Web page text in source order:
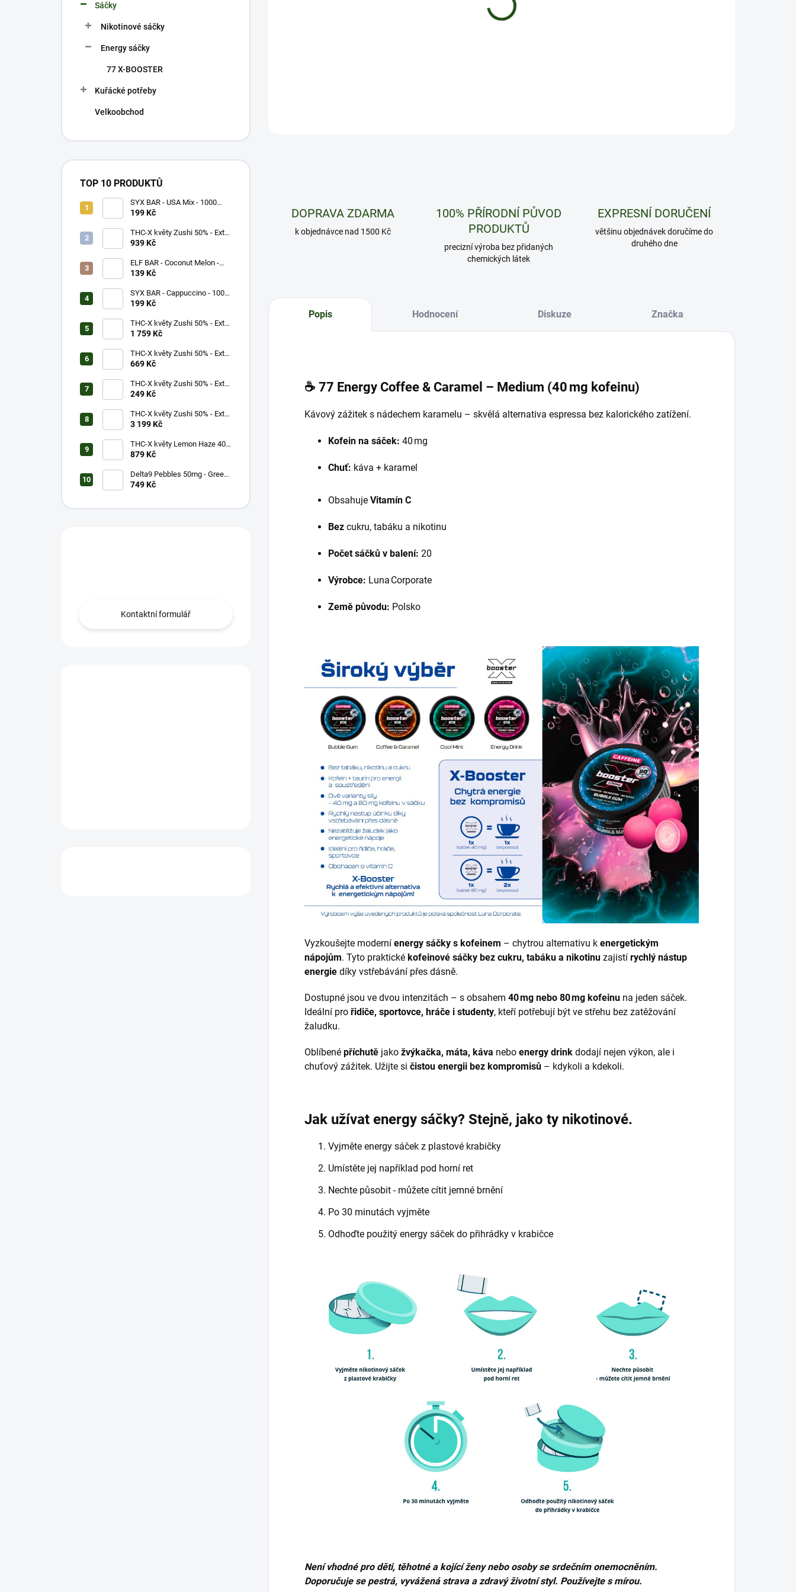
Sáčky
Nikotinové sáčky
Energy sáčky
77 X-BOOSTER
Kuřácké potřeby
Velkoobchod
TOP 10 PRODUKTŮ
SYX BAR - USA Mix - 1000
potáhnutí - 16,5mg
199 Kč
THC-X květy Zushi 50% - Extra
Strong (5g)
939 Kč
ELF BAR - Coconut Melon -
600 potáhnutí - 20mg
139 Kč
SYX BAR - Cappuccino - 1000
potáhnutí - 16,5mg
199 Kč
THC-X květy Zushi 50% - Extra
Strong (10g)
1 759 Kč
THC-X květy Zushi 50% - Extra
Strong (3g)
669 Kč
THC-X květy Zushi 50% - Extra
Strong (1g)
249 Kč
THC-X květy Zushi 50% - Extra
Strong (20g)
3 199 Kč
THC-X květy Lemon Haze 40%
(5g)
879 Kč
Delta9 Pebbles 50mg - Green
Apple (1 balení)
749 Kč
Kontaktní formulář
DOPRAVA ZDARMA
k objednávce nad 1500 Kč
100% PŘÍRODNÍ PŮVOD
PRODUKTŮ
precizní výroba bez přidaných
chemických látek
EXPRESNÍ DORUČENÍ
většinu objednávek doručíme do
druhého dne
Popis Hodnocení Diskuze Značka
☕ 77 Energy Coffee & Caramel – Medium (40 mg kofeinu)
Kávový zážitek s nádechem karamelu – skvělá alternativa espressa bez kalorického zatížení.
Kofein na sáček: 40 mg
Chuť: káva + karamel
Obsahuje Vitamín C
Bez cukru, tabáku a nikotinu
Počet sáčků v balení: 20
Výrobce: Luna Corporate
Země původu: Polsko
Vyzkoušejte moderní energy sáčky s kofeinem – chytrou alternativu k energetickým
nápojům. Tyto praktické kofeinové sáčky bez cukru, tabáku a nikotinu zajistí rychlý nástup
energie díky vstřebávání přes dásně.
Dostupné jsou ve dvou intenzitách – s obsahem 40 mg nebo 80 mg kofeinu na jeden sáček.
Ideální pro řidiče, sportovce, hráče i studenty, kteří potřebují být ve střehu bez zatěžování
žaludku.
Oblíbené příchutě jako žvýkačka, máta, káva nebo energy drink dodají nejen výkon, ale i
chuťový zážitek. Užijte si čistou energii bez kompromisů – kdykoli a kdekoli.
Jak užívat energy sáčky? Stejně, jako ty nikotinové.
Vyjměte energy sáček z plastové krabičky
Umístěte jej například pod horní ret
Nechte působit - můžete cítit jemné brnění
Po 30 minutách vyjměte
Odhoďte použitý energy sáček do přihrádky v krabičce
Není vhodné pro děti, těhotné a kojící ženy nebo osobyse srdečním onemocněním.
Doporučuje se pestrá, vyvážená strava a zdravý životní styl. Používejte s mírou.